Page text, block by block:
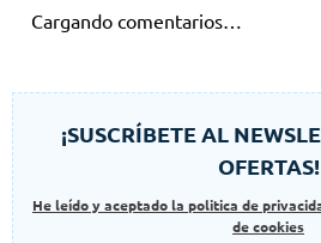
Cargando comentarios…
¡SUSCRÍBETE AL
OFERTAS!
He leído y aceptado la politica de
de cookies